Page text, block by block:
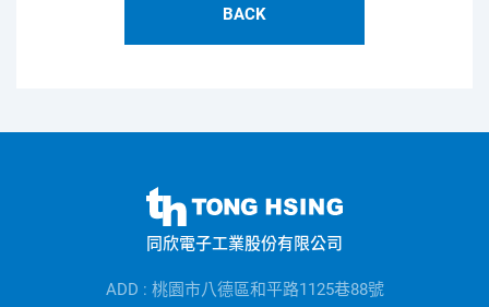
BACK
同欣電子工業股份有限公司
ADD : 桃園市八德區和平路1125巷88號